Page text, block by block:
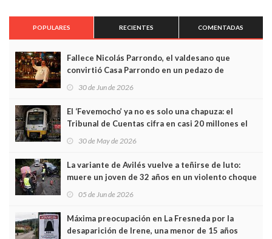
POPULARES RECIENTES COMENTADAS
Fallece Nicolás Parrondo, el valdesano que
convirtió Casa Parrondo en un pedazo de
Asturias en Madrid
30 de Jun de 2026
El ‘Fevemocho’ ya no es solo una chapuza: el
Tribunal de Cuentas cifra en casi 20 millones el
sobrecoste de los trenes que no cabían por los
30 de May de 2026
La variante de Avilés vuelve a teñirse de luto:
muere un joven de 32 años en un violento choque
frontal
05 de Jun de 2026
Máxima preocupación en La Fresneda por la
desaparición de Irene, una menor de 15 años